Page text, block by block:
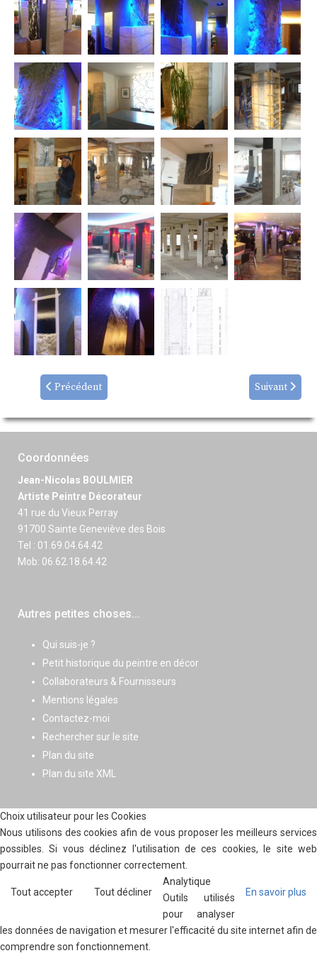
Précédent Suivant
Coordonnées
Jean-Nicolas BOULMIER
Artiste Peintre Décorateur
41 rue du Vieux Perray
91700 Sainte Geneviève des Bois
Tel : 01.69.04.64.42
Mob: 06.62.18.64.42
Autres petites choses...
Qui suis-je ?
Petit historique du peintre en décor
Collaborateurs & Fournisseurs
Mentions légales
Contactez-moi
Rechercher sur le site
Plan du site
Plan du site XML
Choix utilisateur pour les Cookies
Nous utilisons des cookies afin de vous proposer les meilleurs services
possibles. Si vous déclinez l'utilisation de ces cookies, le site web
pourrait ne pas fonctionner correctement.
Tout accepter Tout décliner En savoir plus
Analytique
Outils utilisés
pour analyser
les données de navigation et mesurer l'efficacité du site internet afin de
comprendre son fonctionnement.